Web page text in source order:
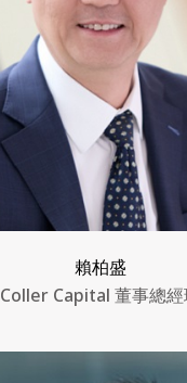
賴柏盛
Coller Capital 董事總經